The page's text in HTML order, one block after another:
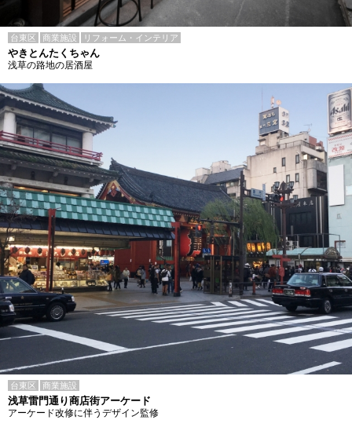
台東区 商業施設 リフォーム・インテリア
やきとんたくちゃん
浅草の路地の居酒屋
台東区 商業施設
浅草雷門通り商店街アーケード
アーケード改修に伴うデザイン監修